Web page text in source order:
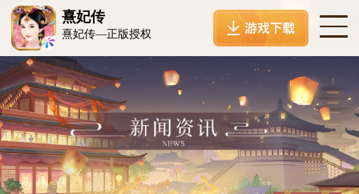
熹妃传
熹妃传—正版授权